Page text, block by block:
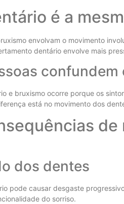
é a
envolvam o movimento
dentário envolve mais
confundem
e bruxismo ocorre porque os
está no movimento dos
dos dentes
pode causar desgaste
do sorriso.